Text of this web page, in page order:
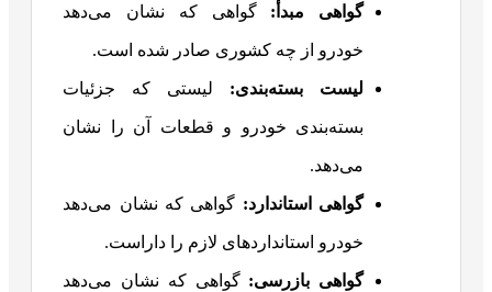
گواهی مبدأ : گواهی که نشان می‌دهد
خودرو از چه کشوری صادر شده است.
لیست بسته‌بندی: لیستی که جزئیات
بسته‌بندی خودرو و قطعات آن را نشان
می‌دهد.
گواهی استاندارد: گواهی که نشان می‌دهد
خودرو استانداردهای لازم را داراست.
گواهی بازرسی: گواهی که نشان می‌دهد